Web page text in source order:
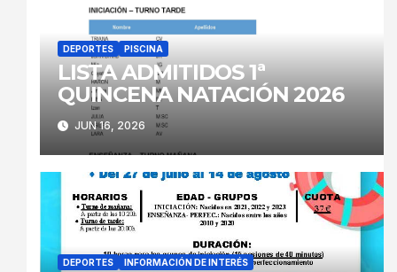
DEPORTES PISCINA
LISTA ADMITIDOS 1ª
QUINCENA NATACIÓN 2026
JUN 16, 2026
DEPORTES INFORMACIÓN DE INTERÉS